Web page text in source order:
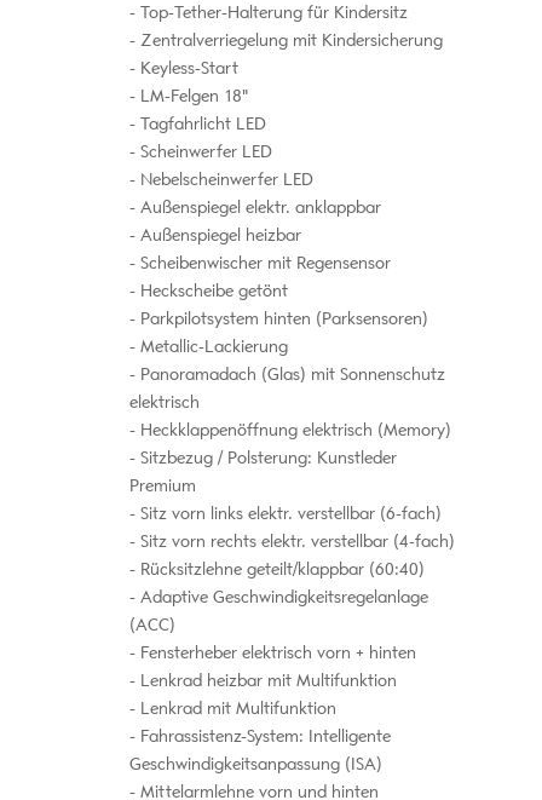
Top-Tether-Halterung für Kindersitz
Zentralverriegelung mit Kindersicherung
Keyless-Start
LM-Felgen 18"
Tagfahrlicht LED
Scheinwerfer LED
Nebelscheinwerfer LED
Außenspiegel elektr. anklappbar
Außenspiegel heizbar
Scheibenwischer mit Regensensor
Heckscheibe getönt
Parkpilotsystem hinten (Parksensoren)
Metallic-Lackierung
Panoramadach (Glas) mit Sonnenschutz
elektrisch
Heckklappenöffnung elektrisch (Memory)
Sitzbezug / Polsterung: Kunstleder
Premium
Sitz vorn links elektr. verstellbar (6-fach)
Sitz vorn rechts elektr. verstellbar (4-fach)
Rücksitzlehne geteilt/klappbar (60:40)
Adaptive Geschwindigkeitsregelanlage
(ACC)
Fensterheber elektrisch vorn + hinten
Lenkrad heizbar mit Multifunktion
Lenkrad mit Multifunktion
Fahrassistenz-System: Intelligente
Geschwindigkeitsanpassung (ISA)
Mittelarmlehne vorn und hinten